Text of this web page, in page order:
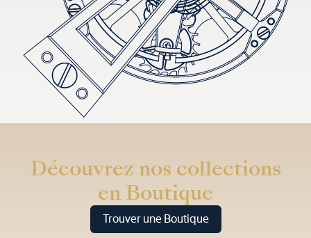
Découvrez nos collections
en Boutique
Trouver une Boutique